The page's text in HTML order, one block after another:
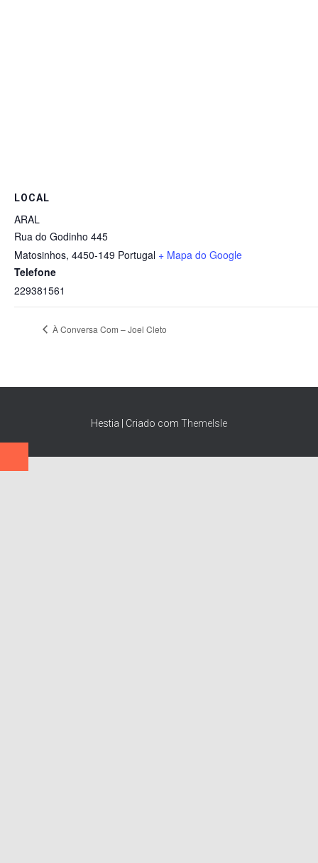
LOCAL
ARAL
Rua do Godinho 445
Matosinhos, 4450-149 Portugal + Mapa do Google
Telefone
229381561
À Conversa Com – Joel Cleto
Hestia | Criado com ThemeIsle